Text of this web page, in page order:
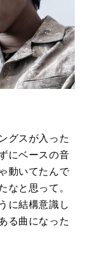
グスが入った
にベースの音
動いてたんで
なと思って。
に結構意識し
る曲になった